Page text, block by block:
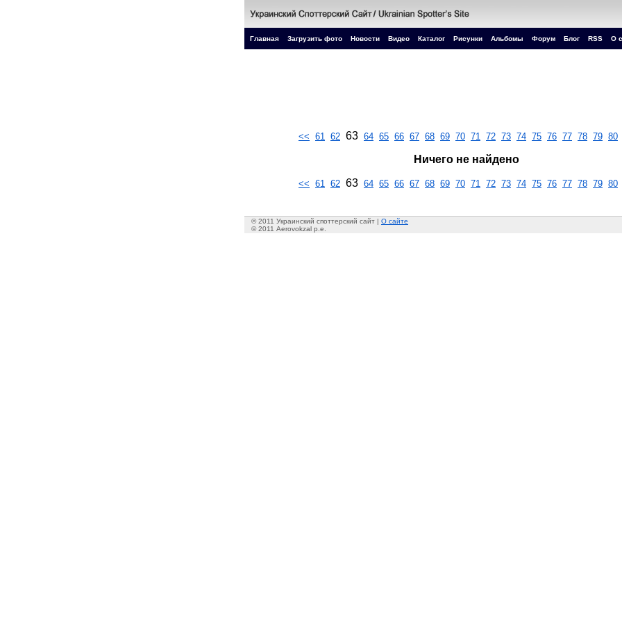
Главная Загрузить фото Новости Видео Каталог Рисунки Альбомы Форум Блог RSS О
<< 61 62 63 64 65 66 67 68 69 70 71 72 73 74 75 76 77 78 79 80
Ничего не найдено
<< 61 62 63 64 65 66 67 68 69 70 71 72 73 74 75 76 77 78 79 80
© 2011 Украинский споттерский сайт | О сайте
© 2011 Aerovokzal p.e.